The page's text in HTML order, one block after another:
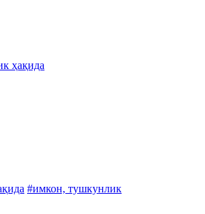
ҳақида
#имкон, тушкунлик